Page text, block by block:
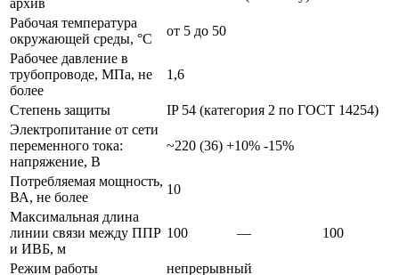
архив
Рабочая температура
окружающей среды, °C
от 5 до 50
Рабочее давление в
трубопроводе, МПа, не
более
1,6
Степень защиты
IP 54 (категория 2 по ГОСТ 14254)
Электропитание от сети
переменного тока:
напряжение, В
~220 (36) +10% -15%
Потребляемая мощность,
ВА, не более
10
Максимальная длина
линии связи между ППР
и ИВБ, м
100 — 100
Режим работы
непрерывный